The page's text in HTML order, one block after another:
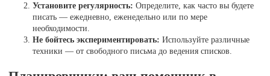
Установите регулярность: Определите, как часто вы будете
писать — ежедневно, еженедельно или по мере
необходимости.
Не бойтесь экспериментировать: Используйте различные
техники — от свободного письма до ведения списков.